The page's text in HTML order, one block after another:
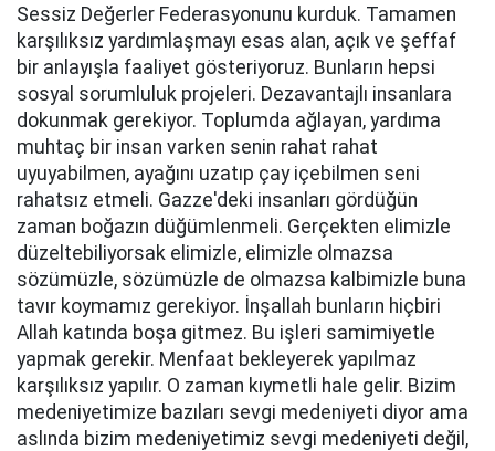
Sessiz Değerler Federasyonunu kurduk. Tamamen
karşılıksız yardımlaşmayı esas alan, açık ve şeffaf
bir anlayışla faaliyet gösteriyoruz. Bunların hepsi
sosyal sorumluluk projeleri. Dezavantajlı insanlara
dokunmak gerekiyor. Toplumda ağlayan, yardıma
muhtaç bir insan varken senin rahat rahat
uyuyabilmen, ayağını uzatıp çay içebilmen seni
rahatsız etmeli. Gazze'deki insanları gördüğün
zaman boğazın düğümlenmeli. Gerçekten elimizle
düzeltebiliyorsak elimizle, elimizle olmazsa
sözümüzle, sözümüzle de olmazsa kalbimizle buna
tavır koymamız gerekiyor. İnşallah bunların hiçbiri
Allah katında boşa gitmez. Bu işleri samimiyetle
yapmak gerekir. Menfaat bekleyerek yapılmaz
karşılıksız yapılır. O zaman kıymetli hale gelir. Bizim
medeniyetimize bazıları sevgi medeniyeti diyor ama
aslında bizim medeniyetimiz sevgi medeniyeti değil,